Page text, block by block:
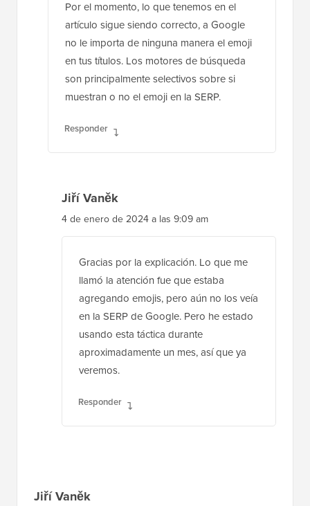
Por el momento, lo que tenemos en el
artículo sigue siendo correcto, a Google
no le importa de ninguna manera el emoji
en tus títulos. Los motores de búsqueda
son principalmente selectivos sobre si
muestran o no el emoji en la SERP.
Responder
Jiří Vaněk
4 de enero de 2024 a las 9:09 am
Gracias por la explicación. Lo que me
llamó la atención fue que estaba
agregando emojis, pero aún no los veía
en la SERP de Google. Pero he estado
usando esta táctica durante
aproximadamente un mes, así que ya
veremos.
Responder
Jiří Vaněk